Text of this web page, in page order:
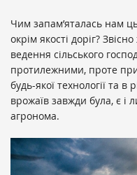
Чим запам’яталась нам
окрім якості доріг?
ведення сільського
протилежними, проте
будь-якої технології та
врожаїв завжди була, є і
агронома.